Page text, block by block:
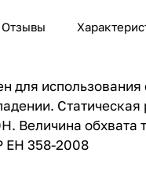
Отзывы
для
Величина обхвата
ЕН 358-2008